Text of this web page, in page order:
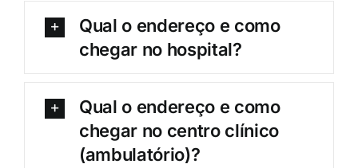
Qual o endereço e como
chegar no hospital?
Qual o endereço e como
chegar no centro clínico
(ambulatório)?